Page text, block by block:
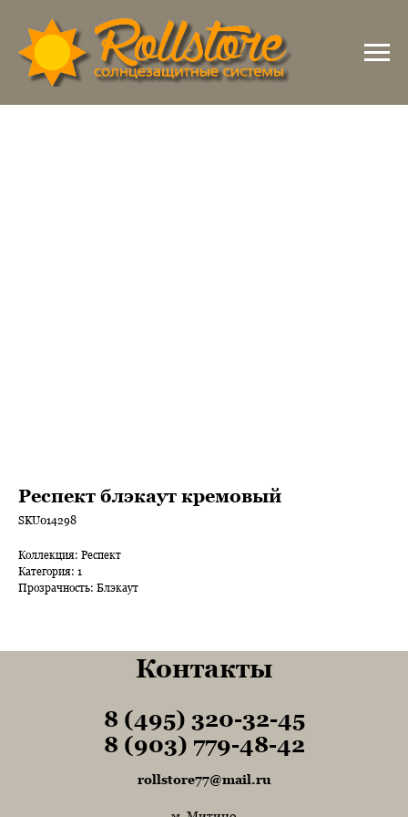
Респект блэкаут кремовый
SKU014298
Коллекция: Респект
Категория: 1
Прозрачность: Блэкаут
Контакты
rollstore77@mail.ru
8 (495) 320-32-45
8 (903) 779-48-42
Tel1
Tel1